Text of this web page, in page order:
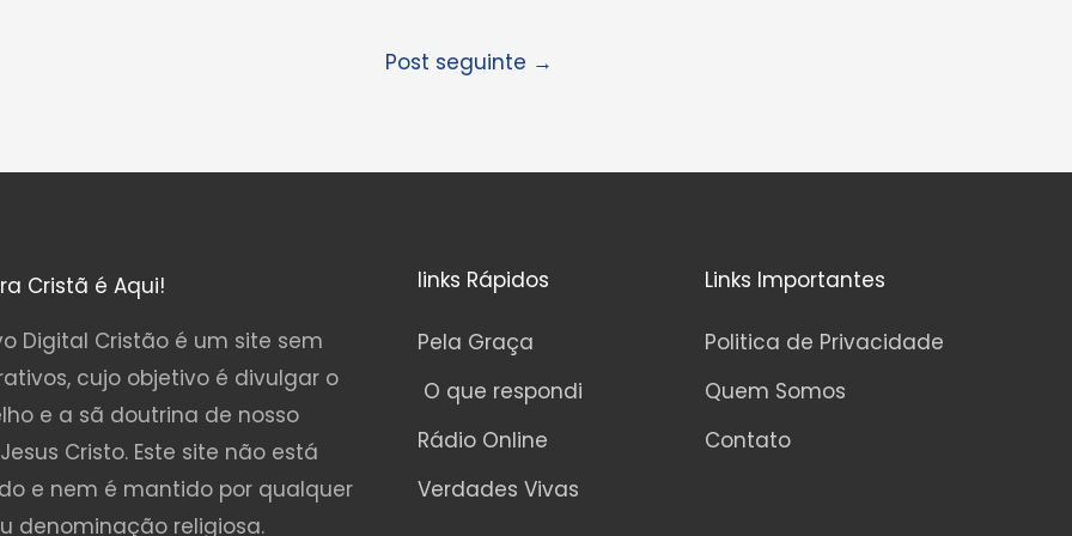
Post seguinte →
Cristã é Aqui!
Digital Cristão é um site sem
cujo objetivo é divulgar o
e a sã doutrina de nosso
Cristo. Este site não está
e nem é mantido por qualquer
denominação religiosa.
links Rápidos
Pela Graça
O que respondi
Rádio Online
Verdades Vivas
Links Importantes
Politica de Privacidade
Quem Somos
Contato